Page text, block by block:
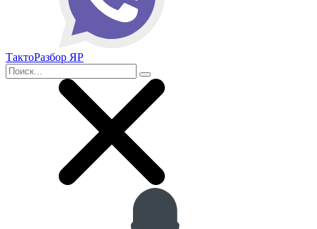
ТактоРазбор ЯР